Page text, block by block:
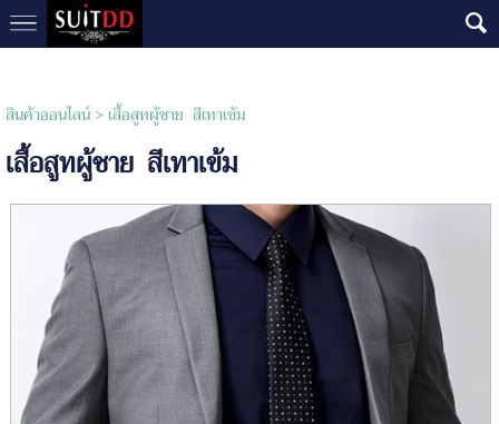
สินค้าออนไลน์> เสื้อสูทผู้ชาย สีเทาเข้ม
เสื้อสูทผู้ชาย สีเทาเข้ม